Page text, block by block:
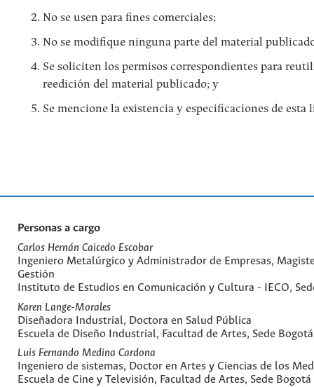
No se usen para fines comerciales;
No se modifique ninguna parte del material
Se soliciten los permisos correspondientes para
reedición del material publicado; y
Se mencione la existencia y especificaciones de esta
Personas a cargo
Carlos Hernán Caicedo Escobar
Ingeniero Metalúrgico y Administrador de Empresas,
Gestión
Instituto de Estudios en Comunicación y Cultura - IECO,
Karen Lange-Morales
Diseñadora Industrial, Doctora en Salud Pública
Escuela de Diseño Industrial, Facultad de Artes, Sede Bogotá
Luis Fernando Medina Cardona
Ingeniero de sistemas, Doctor en Artes y Ciencias de los
Escuela de Cine y Televisión, Facultad de Artes, Sede Bogotá